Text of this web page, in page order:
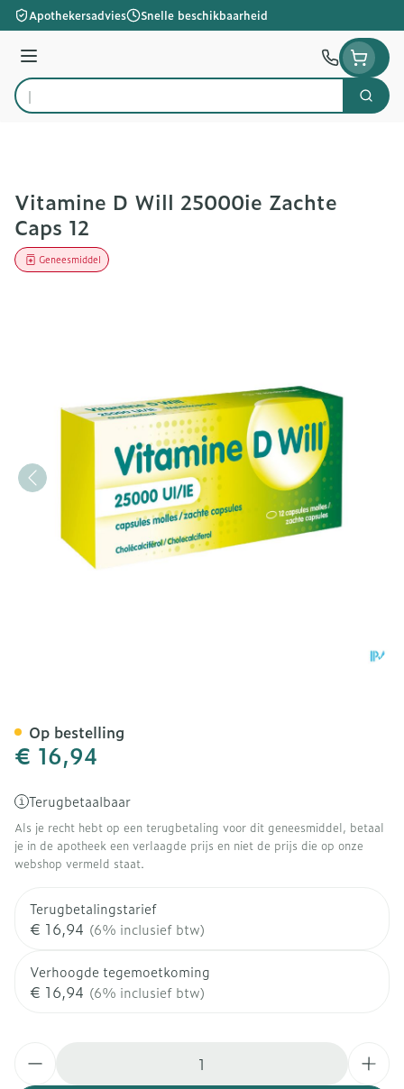
Ga naar de inhoud
Apothekersadvies Snelle beschikbaarheid
Menu
Product, merk, categorie...
Zoek
Vitamine D Will 25000ie Zachte
Caps 12
Geneesmiddel
€ 16,94
Terugbetaalbaar
Als je recht hebt op een terugbetaling voor dit geneesmiddel, betaal
je in de apotheek een verlaagde prijs en niet de prijs die op onze
webshop vermeld staat.
Terugbetalingstarief
€ 16,94 (6% inclusief btw)
Verhoogde tegemoetkoming
€ 16,94 (6% inclusief btw)
Op bestelling